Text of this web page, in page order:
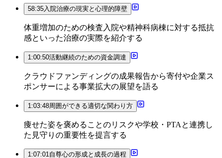
58:35入院治療の現実と心理的障壁
体重増加のための検査入院や精神科病棟に対する抵抗
感といった治療の実際を紹介する
1:00:50活動継続のための資金調達
クラウドファンディングの成果報告から寄付や企業ス
ポンサーによる事業拡大の展望を語る
1:03:48周囲ができる適切な関わり方
痩せた姿を褒めることのリスクや学校・PTAと連携し
た見守りの重要性を提言する
1:07:01自尊心の形成と成長の過程